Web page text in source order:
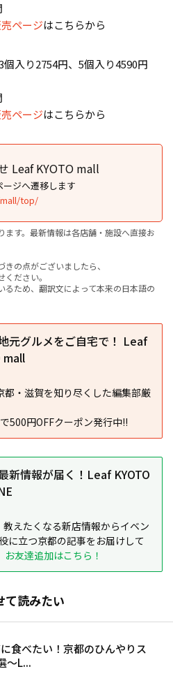
ページはこちらから
入り2754円、5個入り4590円
ページはこちらから
Leaf KYOTO mall
ージへ遷移します
top/
す。最新情報は各店舗・施設へ直接お
の点がございましたら、
ださい。
ため、翻訳文によって本来の日本語の
元グルメをご自宅で！ Leaf
mall
・滋賀を知り尽くした編集部厳
で500円OFFクーポン発行中!!
新情報が届く！Leaf KYOTO
えたくなる新店情報からイベン
に立つ京都の記事をお届けして
お友達追加はこちら！
て読みたい
食べたい！京都のひんやりス
〜L...